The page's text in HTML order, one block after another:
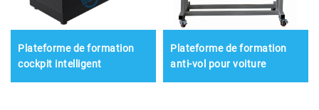
Plateforme de formation
cockpit intelligent
Plateforme de formation
anti-vol pour voiture